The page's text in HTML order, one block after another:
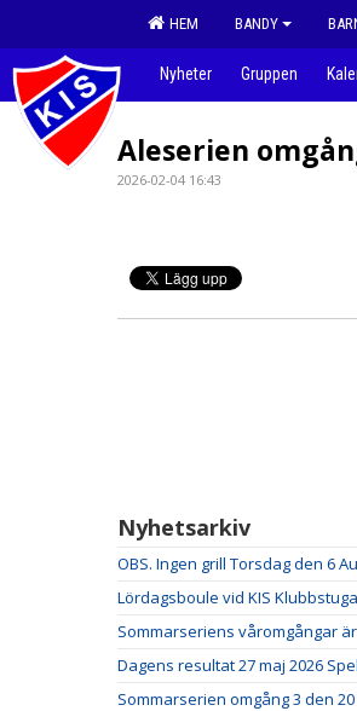
HEM BANDY
Nyheter Gruppen
Aleserien
2026-02-04 16:43
Nyhetsarkiv
OBS. Ingen grill Torsdag den 6
Lördagsboule vid KIS
Sommarseriens våromgångar
Dagens resultat 27 maj 2026
Sommarserien omgång 3 den